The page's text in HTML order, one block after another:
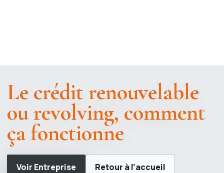
Le crédit renouvelable
ou revolving, comment
ça fonctionne
Voir Entreprise Retour à l’accueil